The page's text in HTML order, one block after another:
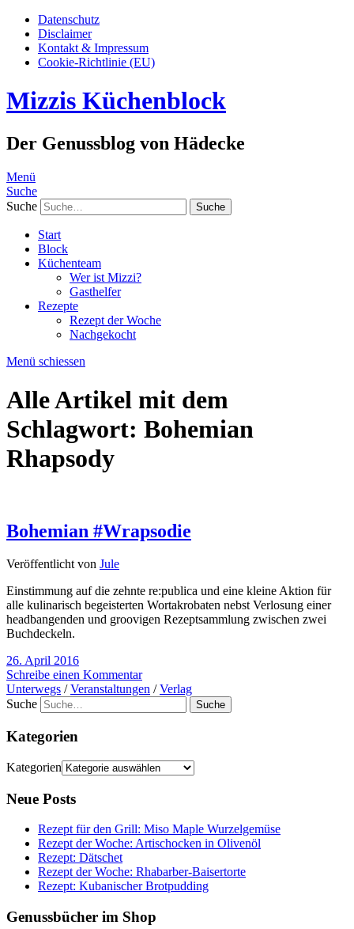
Datenschutz
Disclaimer
Kontakt & Impressum
Cookie-Richtlinie (EU)
Mizzis Küchenblock
Der Genussblog von Hädecke
Menü
Suche
Suche
Start
Block
Küchenteam
Wer ist Mizzi?
Gasthelfer
Rezepte
Rezept der Woche
Nachgekocht
Menü schiessen
Alle Artikel mit dem
Schlagwort: Bohemian
Rhapsody
Bohemian #Wrapsodie
Veröffentlicht von Jule
Einstimmung auf die zehnte re:publica und eine kleine Aktion für
alle kulinarisch begeisterten Wortakrobaten nebst Verlosung einer
headbangenden und groovigen Rezeptsammlung zwischen zwei
Buchdeckeln.
26. April 2016
Schreibe einen Kommentar
Unterwegs /Veranstaltungen /Verlag
Suche
Kategorien
Kategorien
Neue Posts
Rezept für den Grill: Miso Maple Wurzelgemüse
Rezept der Woche: Artischocken in Olivenöl
Rezept: Dätschet
Rezept der Woche: Rhabarber-Baisertorte
Rezept: Kubanischer Brotpudding
Genussbücher im Shop